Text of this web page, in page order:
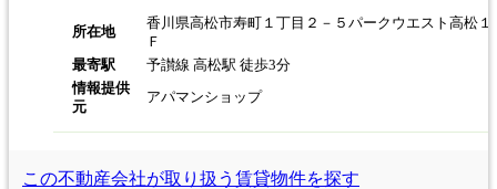
所在地
香川県高松市寿町１丁目２－５パークウエスト高松１
Ｆ
最寄駅
予讃線 高松駅 徒歩3分
情報提供
元
アパマンショップ
この不動産会社が取り扱う 賃貸物件を探す